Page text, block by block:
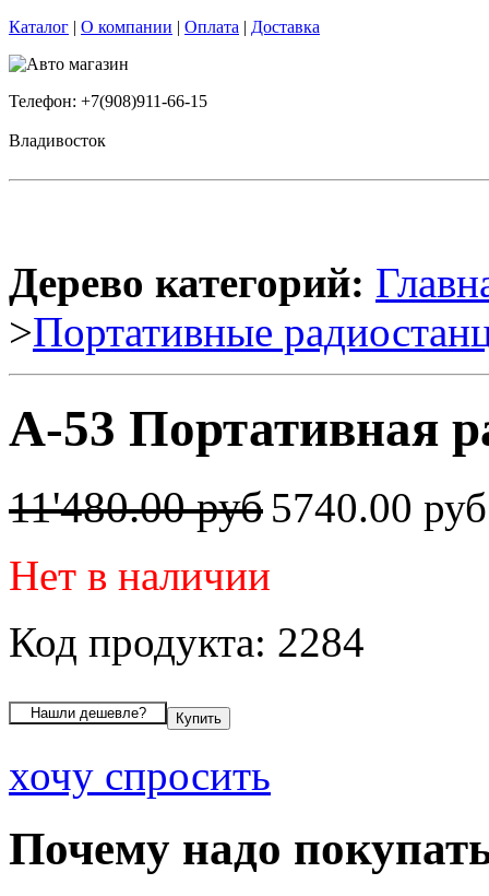
Каталог | О компании | Оплата | Доставка
Телефон: +7(908)911-66-15
Владивосток
Дерево категорий:
>Портативные
А-53 Портативная
11'480.00 руб 5740.00
Нет в наличии
Код продукта: 2284
хочу спросить
Почему надо